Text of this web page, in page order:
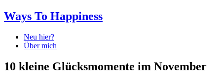
Ways To Happiness
Neu hier?
Über mich
10 kleine Glücksmomente im November